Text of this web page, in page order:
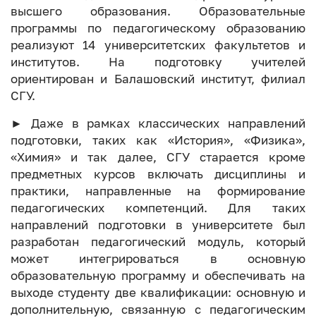
высшего образования. Образовательные
программы по педагогическому образованию
реализуют 14 университетских факультетов и
институтов. На подготовку учителей
ориентирован и Балашовский институт, филиал
СГУ.
► Даже в рамках классических направлений
подготовки, таких как «История», «Физика»,
«Химия» и так далее, СГУ старается кроме
предметных курсов включать дисциплины и
практики, направленные на формирование
педагогических компетенций. Для таких
направлений подготовки в университете был
разработан педагогический модуль, который
может интегрироваться в основную
образовательную программу и обеспечивать на
выходе студенту две квалификации: основную и
дополнительную, связанную с педагогическим